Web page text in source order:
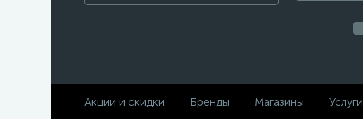
Акции и скидки Бренды Магазины Услуги